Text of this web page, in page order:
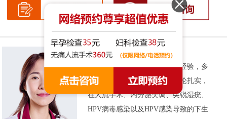
张伟侠
简介：拥有十余年的妇科临床经验，多
次被评为先进工作者。基础理论扎实，
在人流手术、内分泌失调、尖锐湿疣、
HPV病毒感染以及HPV感染导致的下生